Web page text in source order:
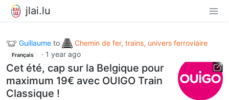
jlai.lu
Guillaume to Chemin de fer, trains, univers ferroviaire
Français · 1 year ago
Cet été, cap sur la Belgique pour
maximum 19€ avec OUIGO Train
Classique !